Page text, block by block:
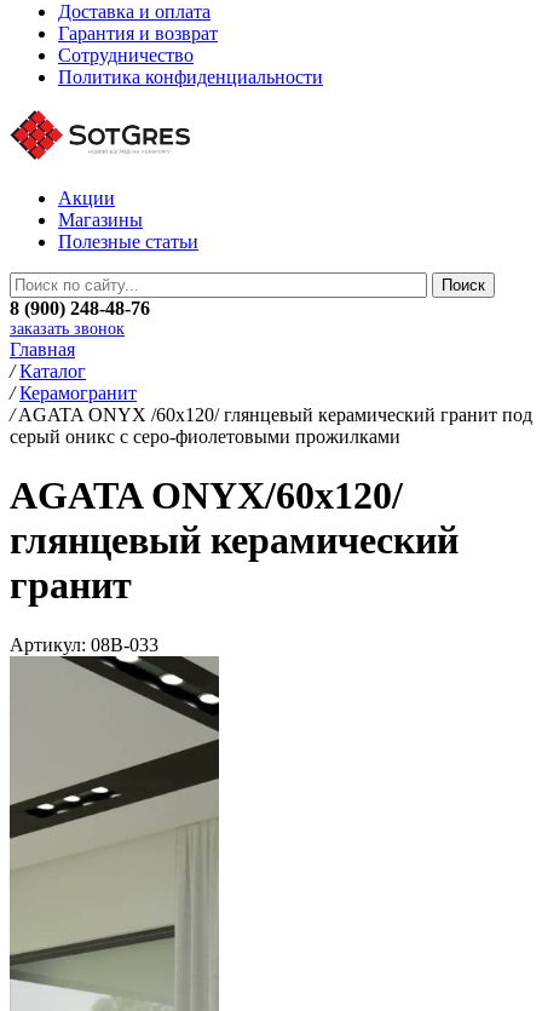
Доставка и оплата
Гарантия и возврат
Сотрудничество
Политика конфиденциальности
Акции
Магазины
Полезные статьи
8 (900) 248-48-76
заказать звонок
Главная
/ Каталог
/ Керамогранит
/ AGATA ONYX /60х120/ глянцевый керамический гранит под
серый оникс с серо-фиолетовыми прожилками
AGATA ONYX/60х120/
глянцевый керамический
гранит
Артикул: 08B-033